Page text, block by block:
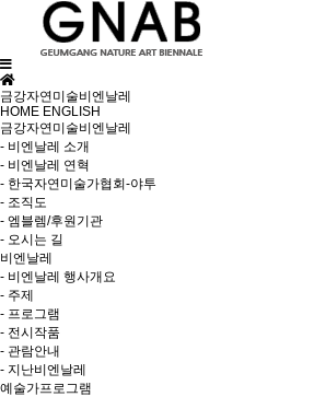
금강자연미술비엔날레
HOME ENGLISH
금강자연미술비엔날레
- 비엔날레 소개
- 비엔날레 연혁
- 한국자연미술가협회-야투
- 조직도
- 엠블렘/후원기관
- 오시는 길
비엔날레
- 비엔날레 행사개요
- 주제
- 프로그램
- 전시작품
- 관람안내
- 지난비엔날레
예술가프로그램